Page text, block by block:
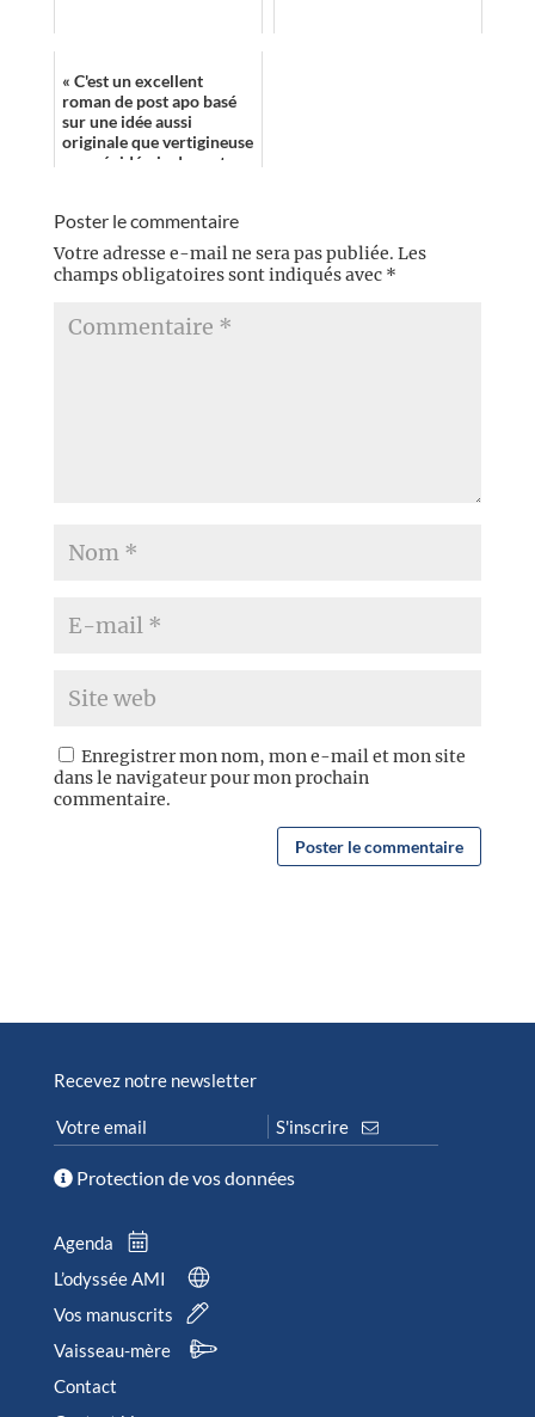
« C'est un excellent
roman de post apo basé
sur une idée aussi
originale que vertigineuse
: une épidémie de perte
Poster le commentaire
Votre adresse e-mail ne sera pas publiée. Les
champs obligatoires sont indiqués avec *
Enregistrer mon nom, mon e-mail et mon site
dans le navigateur pour mon prochain
commentaire.
Recevez notre newsletter
Protection de vos données
Agenda
L’odyssée AMI
Vos manuscrits
Vaisseau-mère
Contact